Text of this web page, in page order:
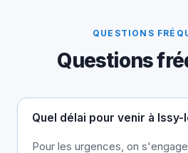
QUESTIONS
Questions
Quel délai pour venir à
Pour les urgences, on